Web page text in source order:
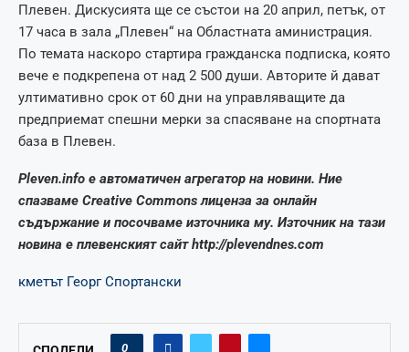
Плевен. Дискусията ще се състои на 20 април, петък, от
17 часа в зала „Плевен“ на Областната аминистрация.
По темата наскоро стартира гражданска подписка, която
вече е подкрепена от над 2 500 души. Авторите й дават
ултимативно срок от 60 дни на управляващите да
предприемат спешни мерки за спасяване на спортната
база в Плевен.
Pleven.info е автоматичен агрегатор на новини. Ние
спазваме Creative Commons лиценза за онлайн
съдържание и посочваме източника му. Източник на тази
новина е плевенският сайт http://plevendnes.com
кметът Георг Спортански
0